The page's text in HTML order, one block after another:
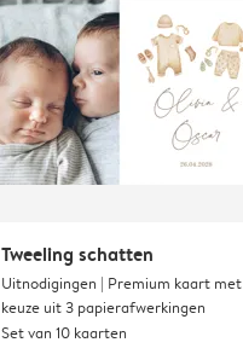
Tweeling schatten
Uitnodigingen | Premium kaart met
keuze uit 3 papierafwerkingen
Set van 10 kaarten